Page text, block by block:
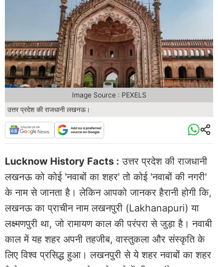
उत्तर प्रदेश की राजधानी लखनऊ।
Image Source : PEXELS
Lucknow History Facts : उत्तर प्रदेश की राजधानी
लखनऊ को कोई 'नवाबों का शहर' तो कोई 'नवाबों की नगरी'
के नाम से जानता है। लेकिन आपको जानकर हैरानी होगी कि,
लखनऊ का प्राचीन नाम लखनपुरी (Lakhanapuri) या
लक्ष्मणपुरी था, जो रामायण काल की परंपरा से जुड़ा है। नवाबी
काल में यह शहर अपनी तहजीब, वास्तुकला और संस्कृति के
लिए विश्व प्रसिद्ध हुआ। लखनपुरी से ये शहर नवाबों का शहर